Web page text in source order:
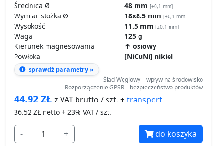
Średnica Ø 48 mm [±0,1 mm]
Wymiar stożka Ø 18x8.5 mm [±0,1 mm]
Wysokość 11.5 mm [±0,1 mm]
Waga
125 g
Kierunek magnesowania
↑ osiowy
Powłoka
[NiCuNi] nikiel
sprawdź parametry »
Ślad Węglowy – wpływ na środowisko
Rozporządzenie GPSR – bezpieczeństwo produktów
44.92ZŁ z VAT brutto / szt. + transport
36.52 ZŁ netto + 23% VAT / szt.
- + do koszyka